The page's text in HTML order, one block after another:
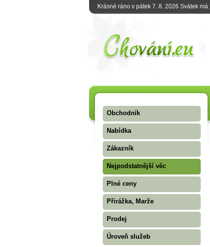
Krásné ráno v pátek 7. 8. 2026 Svátek má
Obchodník
Nabídka
Zákazník
Nejpodstatnější věc
Plné ceny
Přirážka, Marže
Prodej
Úroveň služeb